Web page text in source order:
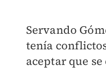
Servando
tenía
aceptar que